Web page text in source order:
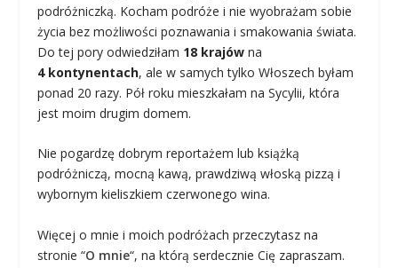
podróżniczką. Kocham podróże i nie wyobrażam sobie
życia bez możliwości poznawania i smakowania świata.
Do tej pory odwiedziłam 18 krajów na
4 kontynentach, ale w samych tylko Włoszech byłam
ponad 20 razy. Pół roku mieszkałam na Sycylii, która
jest moim drugim domem.
Nie pogardzę dobrym reportażem lub książką
podróżniczą, mocną kawą, prawdziwą włoską pizzą i
wybornym kieliszkiem czerwonego wina.
Więcej o mnie i moich podróżach przeczytasz na
stronie “O mnie“, na którą serdecznie Cię zapraszam.